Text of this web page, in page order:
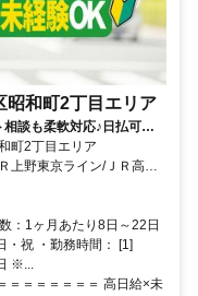
昭和町2丁目エリア
相談も柔軟対応♪日払可◎
町2丁目エリア
上野東京ライン/ＪＲ高崎
出入口1徒歩約4分、都電
OK＊交通費全額支給＊
：1ヶ月あたり8日～22日
・祝 ・勤務時間： [1]
※...
＝＝＝＝＝＝＝ 高日給×未